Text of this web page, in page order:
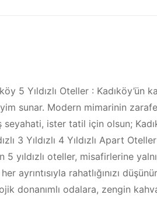
5 Yıldızlı Oteller : Kadıköy’ün
sunar. Modern mimarinin
ister tatil için olsun;
3 Yıldızlı 4 Yıldızlı Apart
yıldızlı oteller, misafirlerine
ayrıntısıyla rahatlığınızı
odalara, zengin